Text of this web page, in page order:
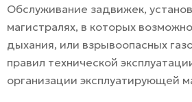
Обслуживание задвижек,
магистралях, в которых
дыхания, или взрывоопасных
правил технической
организации эксплуатирующей